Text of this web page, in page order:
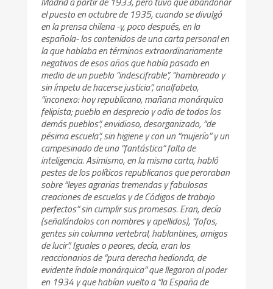
el puesto en octubre de 1935, cuando se divulgó
en la prensa chilena -y, poco después, en la
española- los contenidos de una carta personal en
la que hablaba en términos extraordinariamente
negativos de esos años que había pasado en
medio de un pueblo “indescifrable”, “hambreado y
sin ímpetu de hacerse justicia”, analfabeto,
“inconexo: hoy republicano, mañana monárquico
felipista; pueblo en desprecio y odio de todos los
demás pueblos”, envidioso, desorganizado, “de
pésima escuela”, sin higiene y con un “mujerío” y un
campesinado de una “fantástica” falta de
inteligencia. Asimismo, en la misma carta, habló
pestes de los políticos republicanos que peroraban
sobre “leyes agrarias tremendas y fabulosas
creaciones de escuelas y de Códigos de trabajo
perfectos” sin cumplir sus promesas. Eran, decía
(señalándolos con nombres y apellidos), “fofos,
gentes sin columna vertebral, hablantines, amigos
de lucir”. Iguales o peores, decía, eran los
reaccionarios de “pura derecha hedionda, de
evidente índole monárquica” que llegaron al poder
en 1934 y que habían vuelto a “la España de